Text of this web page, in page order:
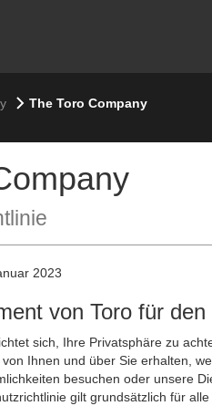
The Toro Company
2023
von Toro für
sich, Ihre Privatsphäre zu
Ihnen und über Sie erhalten,
besuchen oder unsere
gilt grundsätzlich für